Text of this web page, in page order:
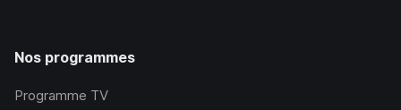
Nos programmes
Programme TV